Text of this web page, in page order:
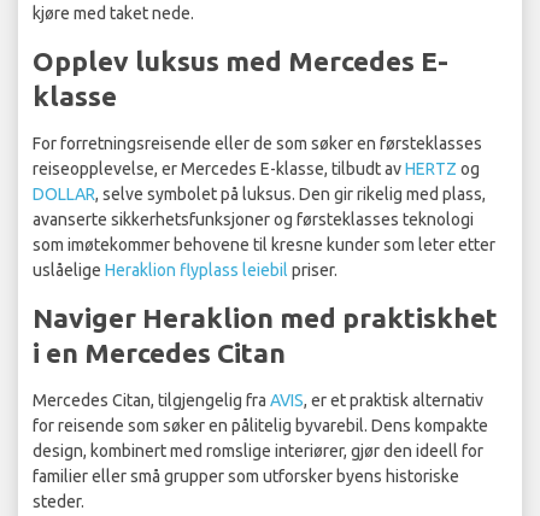
kjøre med taket nede.
Opplev luksus med Mercedes E-
klasse
For forretningsreisende eller de som søker en førsteklasses
reiseopplevelse, er Mercedes E-klasse, tilbudt avHERTZ og
DOLLAR, selve symbolet på luksus. Den gir rikelig med plass,
avanserte sikkerhetsfunksjoner og førsteklasses teknologi
som imøtekommer behovene til kresne kunder som leter etter
uslåelige Heraklion flyplass leiebil priser.
Naviger Heraklion med praktiskhet
i en Mercedes Citan
Mercedes Citan, tilgjengelig fra AVIS, er et praktisk alternativ
for reisende som søker en pålitelig byvarebil. Dens kompakte
design, kombinert med romslige interiører, gjør den ideell for
familier eller små grupper som utforsker byens historiske
steder.